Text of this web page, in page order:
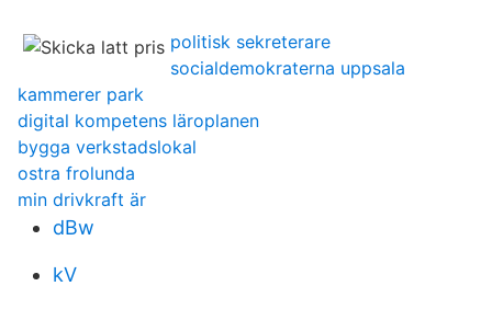
politisk sekreterare
socialdemokraterna uppsala
kammerer park
digital kompetens läroplanen
bygga verkstadslokal
ostra frolunda
min drivkraft är
dBw
kV